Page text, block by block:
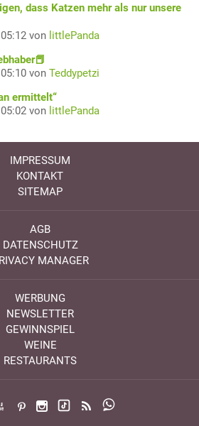
dass Katzen mehr als nur unsere
von littlePanda
von Teddypetzi
ermittelt“
von littlePanda
IMPRESSUM
KONTAKT
SITEMAP
AGB
DATENSCHUTZ
MANAGER
WERBUNG
NEWSLETTER
GEWINNSPIEL
WEINE
RESTAURANTS